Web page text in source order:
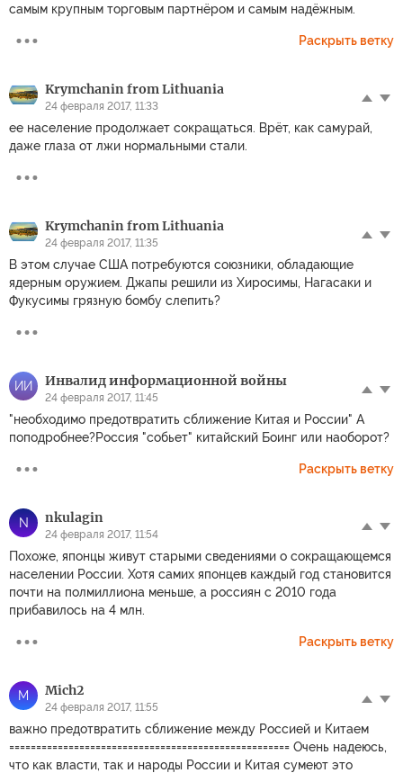
самым крупным торговым партнёром и самым надёжным.
Раскрыть ветку
Krymchanin from Lithuania
24 февраля 2017, 11:33
ее население продолжает сокращаться. Врёт, как самурай,
даже глаза от лжи нормальными стали.
Krymchanin from Lithuania
24 февраля 2017, 11:35
В этом случае США потребуются союзники, обладающие
ядерным оружием. Джапы решили из Хиросимы, Нагасаки и
Фукусимы грязную бомбу слепить?
ИИ Инвалид информационной войны
24 февраля 2017, 11:45
"необходимо предотвратить сближение Китая и России" А
поподробнее?Россия "собьет" китайский Боинг или наоборот?
Раскрыть ветку
N nkulagin
24 февраля 2017, 11:54
Похоже, японцы живут старыми сведениями о сокращающемся
населении России. Хотя самих японцев каждый год становится
почти на полмиллиона меньше, а россиян с 2010 года
прибавилось на 4 млн.
Раскрыть ветку
M Mich2
24 февраля 2017, 11:55
важно предотвратить сближение между Россией и Китаем
==================================================== Очень надеюсь,
что как власти, так и народы России и Китая сумеют это